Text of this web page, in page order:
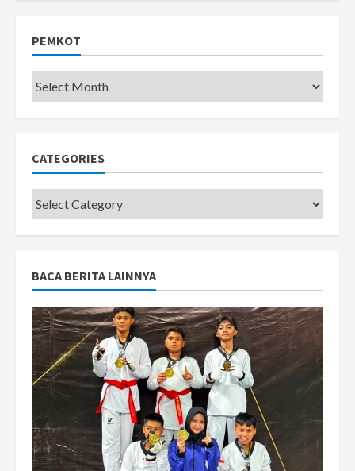
PEMKOT
Pemkot
CATEGORIES
Categories
BACA BERITA LAINNYA